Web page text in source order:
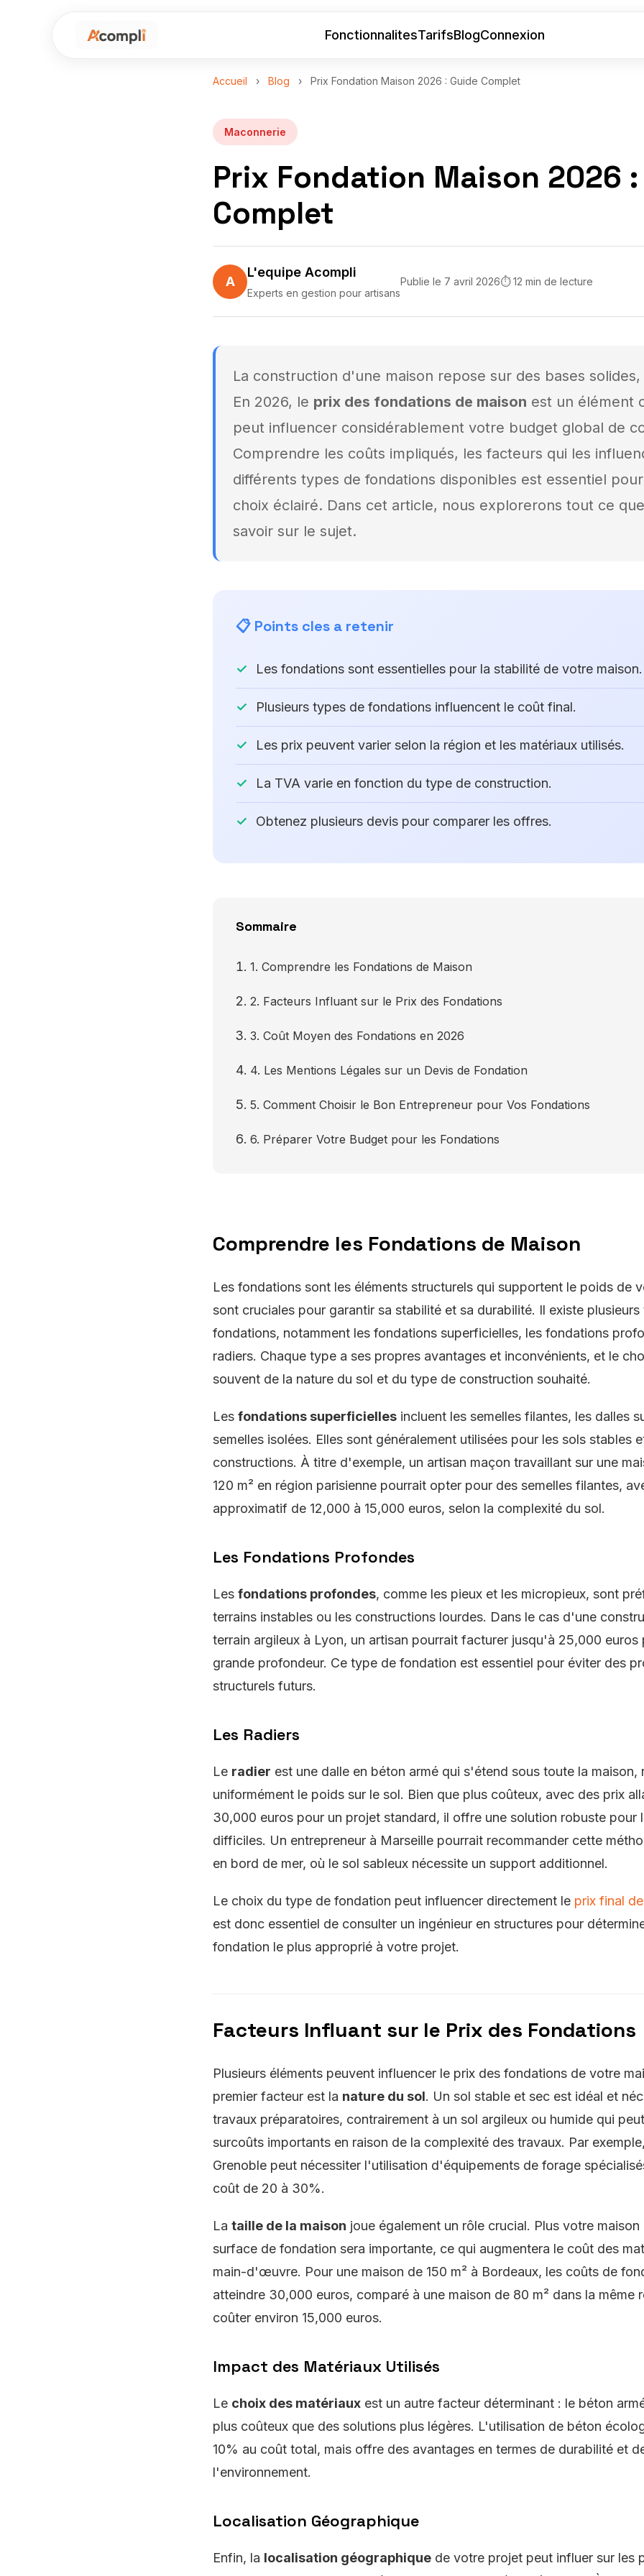
FonctionnalitesTarifsBlogConnexion
Accueil › Blog › Prix Fondation Maison 2026 : Guide Complet
Maconnerie
Prix Fondation Maison 2026 :
Complet
A
L'equipe Acompli
Experts en gestion pour artisans
Publie le 7 avril 2026⏱ 12 min de lecture
La construction d'une maison repose sur des bases
En 2026, le prix des fondations de maison est un élément
peut influencer considérablement votre budget global de
Comprendre les coûts impliqués, les facteurs qui les
différents types de fondations disponibles est essentiel
choix éclairé. Dans cet article, nous explorerons tout ce
savoir sur le sujet.
📋 Points cles a retenir
Les fondations sont essentielles pour la stabilité de votre maison.
Plusieurs types de fondations influencent le coût final.
Les prix peuvent varier selon la région et les matériaux utilisés.
La TVA varie en fonction du type de construction.
Obtenez plusieurs devis pour comparer les offres.
Sommaire
1. Comprendre les Fondations de Maison
2. Facteurs Influant sur le Prix des Fondations
3. Coût Moyen des Fondations en 2026
4. Les Mentions Légales sur un Devis de Fondation
5. Comment Choisir le Bon Entrepreneur pour Vos Fondations
6. Préparer Votre Budget pour les Fondations
Comprendre les Fondations de Maison
Les fondations sont les éléments structurels qui supportent le poids de
sont cruciales pour garantir sa stabilité et sa durabilité. Il existe
fondations, notamment les fondations superficielles, les fondations
radiers. Chaque type a ses propres avantages et inconvénients, et le
souvent de la nature du sol et du type de construction souhaité.
Les fondations superficielles incluent les semelles filantes, les dalles
semelles isolées. Elles sont généralement utilisées pour les sols stables
constructions. À titre d'exemple, un artisan maçon travaillant sur une
120 m² en région parisienne pourrait opter pour des semelles filantes,
approximatif de 12,000 à 15,000 euros, selon la complexité du sol.
Les Fondations Profondes
Les fondations profondes, comme les pieux et les micropieux, sont
terrains instables ou les constructions lourdes. Dans le cas d'une
terrain argileux à Lyon, un artisan pourrait facturer jusqu'à 25,000 euros
grande profondeur. Ce type de fondation est essentiel pour éviter des
structurels futurs.
Les Radiers
Le radier est une dalle en béton armé qui s'étend sous toute la maison,
uniformément le poids sur le sol. Bien que plus coûteux, avec des prix
30,000 euros pour un projet standard, il offre une solution robuste pour
difficiles. Un entrepreneur à Marseille pourrait recommander cette
en bord de mer, où le sol sableux nécessite un support additionnel.
Le choix du type de fondation peut influencer directement le prix final
est donc essentiel de consulter un ingénieur en structures pour
fondation le plus approprié à votre projet.
Facteurs Influant sur le Prix des Fondations
Plusieurs éléments peuvent influencer le prix des fondations de votre
premier facteur est la nature du sol. Un sol stable et sec est idéal et
travaux préparatoires, contrairement à un sol argileux ou humide qui
surcoûts importants en raison de la complexité des travaux. Par
Grenoble peut nécessiter l'utilisation d'équipements de forage
coût de 20 à 30%.
La taille de la maison joue également un rôle crucial. Plus votre
surface de fondation sera importante, ce qui augmentera le coût des
main-d'œuvre. Pour une maison de 150 m² à Bordeaux, les coûts de
atteindre 30,000 euros, comparé à une maison de 80 m² dans la même
coûter environ 15,000 euros.
Impact des Matériaux Utilisés
Le choix des matériaux est un autre facteur déterminant : le béton
plus coûteux que des solutions plus légères. L'utilisation de béton
10% au coût total, mais offre des avantages en termes de durabilité et
l'environnement.
Localisation Géographique
Enfin, la localisation géographique de votre projet peut influer sur les